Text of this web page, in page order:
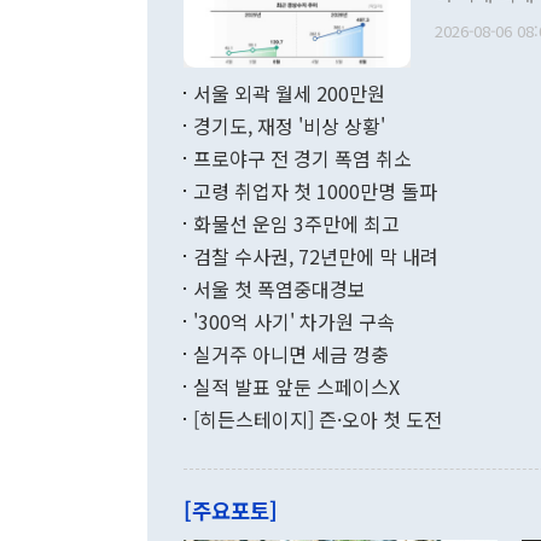
관의 무리한
다. [정동영 통일부 장관이 지난달 23일 오후 서울 종로구 정부서울청사에
무너졌다고
함께 4자 대
"우리의 선
관은 업무
료=한국은행] 한국은행이 6일 발표한 '2026년 6월 국제수지(잠정)'
며 월간 기
196.9% 급
수출은
기록했지만
로 전환됐다.
는 배당수입
2026-08-06
서울 외곽 월세 200만원
경기도, 재정 '비상 상황'
프로야구 전 경기 폭염 취소
고령 취업자 첫 1000만명 돌파
화물선 운임 3주만에 최고
검찰 수사권, 72년만에 막 내려
서울 첫 폭염중대경보
'300억 사기' 차가원 구속
실거주 아니면 세금 껑충
실적 발표 앞둔 스페이스X
[히든스테이지] 즌·오아 첫 도전
[주요포토]